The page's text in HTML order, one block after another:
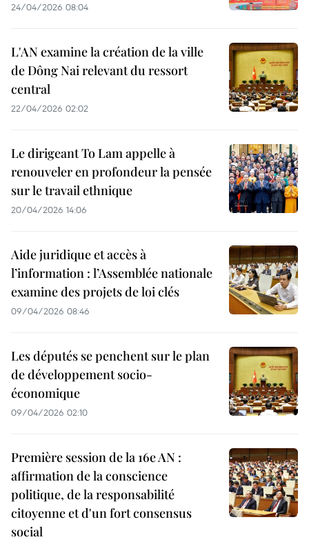
24/04/2026 08:04
L'AN examine la création de la ville
de Dông Nai relevant du ressort
central
22/04/2026 02:02
Le dirigeant To Lam appelle à
renouveler en profondeur la pensée
sur le travail ethnique
20/04/2026 14:06
Aide juridique et accès à
l’information : l’Assemblée nationale
examine des projets de loi clés
09/04/2026 08:46
Les députés se penchent sur le plan
de développement socio-
économique
09/04/2026 02:10
Première session de la 16e AN :
affirmation de la conscience
politique, de la responsabilité
citoyenne et d'un fort consensus
social